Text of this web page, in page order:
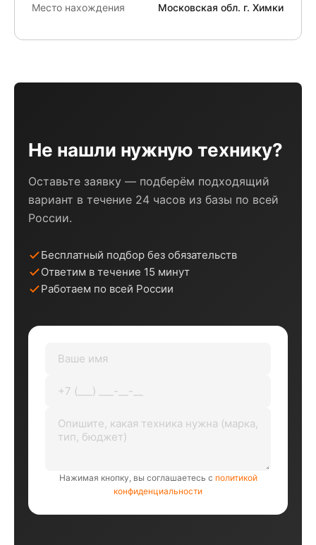
Место нахождения Московская обл. г. Химки
Не нашли нужную технику?
Оставьте заявку — подберём подходящий
вариант в течение 24 часов из базы по всей
России.
Бесплатный подбор без обязательств
Ответим в течение 15 минут
Работаем по всей России
Нажимая кнопку, вы соглашаетесь с политикой
конфиденциальности